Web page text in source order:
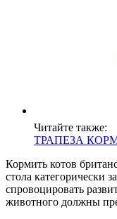
Читайте также:
ТРАПЕЗА
Кормить котов
стола категорически
спровоцировать
животного должны